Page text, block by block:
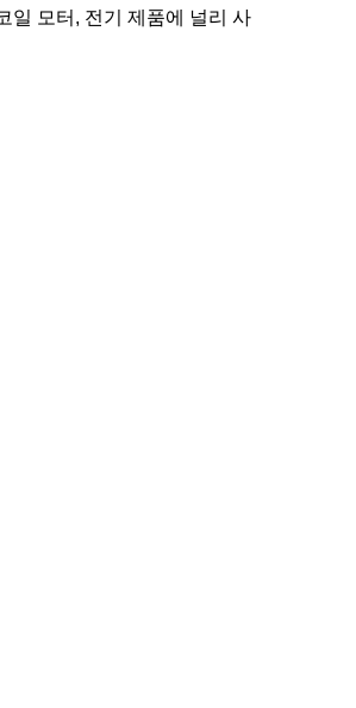
일 모터, 전기 제품에 널리 사